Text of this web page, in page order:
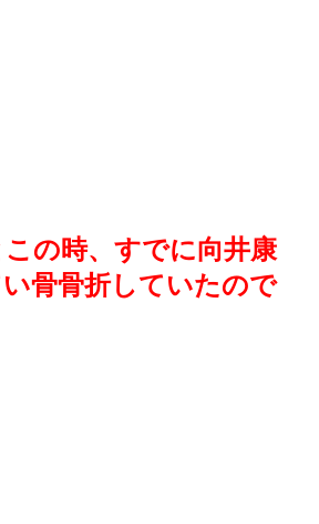
の時、すでに向井康
骨骨折していたので